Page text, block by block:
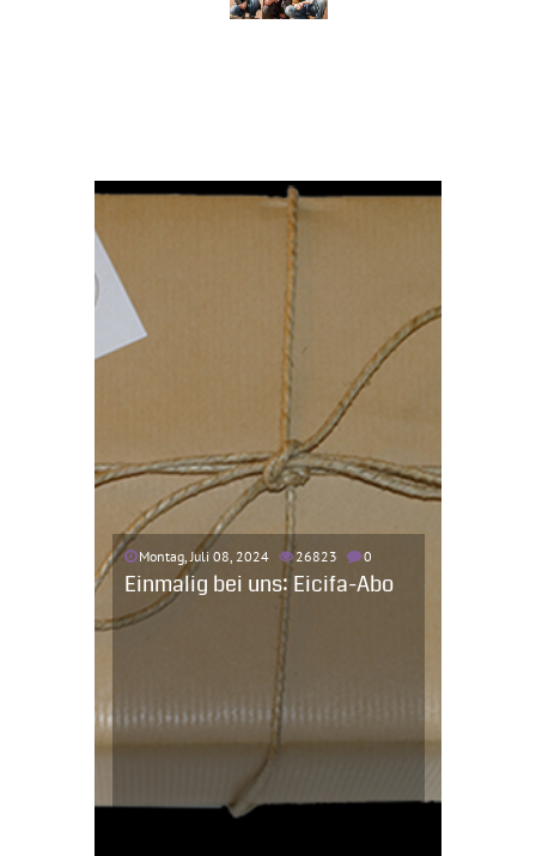
Montag, Juli 08, 2024 26823 0
Einmalig bei uns: Eicifa-Abo